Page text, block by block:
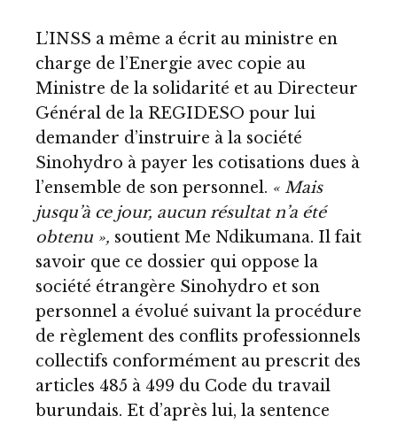
L’INSS a même a écrit au ministre en
charge de l’Energie avec copie au
Ministre de la solidarité et au Directeur
Général de la REGIDESO pour lui
demander d’instruire à la société
Sinohydro à payer les cotisations dues à
l’ensemble de son personnel. « Mais
jusqu’à ce jour, aucun résultat n’a été
obtenu », soutient Me Ndikumana. Il fait
savoir que ce dossier qui oppose la
société étrangère Sinohydro et son
personnel a évolué suivant la procédure
de règlement des conflits professionnels
collectifs conformément au prescrit des
articles 485 à 499 du Code du travail
burundais. Et d’après lui, la sentence